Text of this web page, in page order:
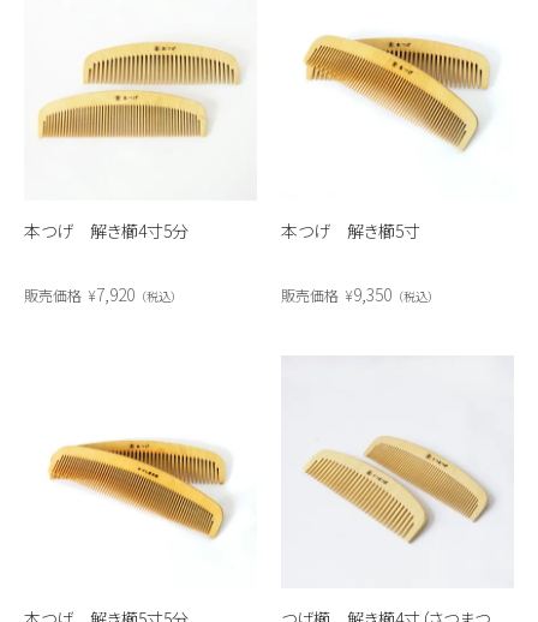
本つげ 解き櫛4寸5分
販売価格 ¥7,920 税込
本つげ 解き櫛5寸
販売価格 ¥9,350 税込